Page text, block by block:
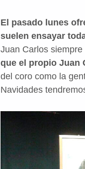
El pasado lunes
suelen ensayar
Juan Carlos siempre
que el propio Juan
del coro como la
Navidades